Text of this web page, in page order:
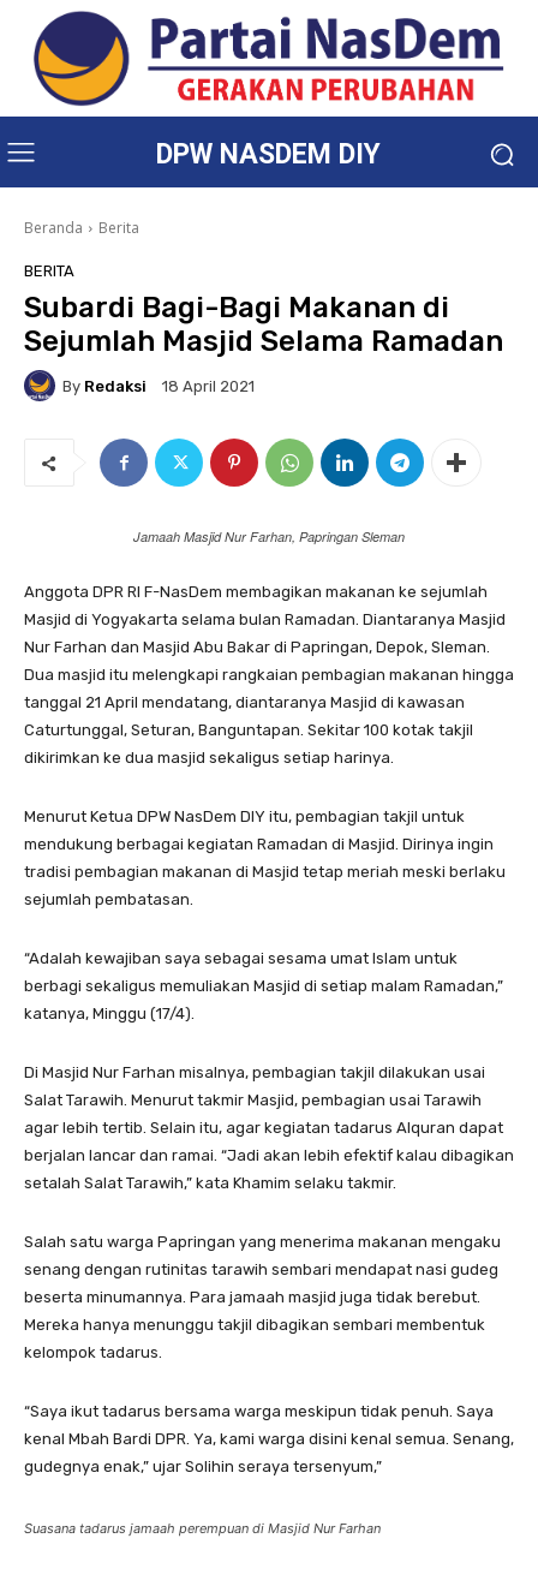
DPW NASDEM DIY
Beranda Berita
BERITA
Subardi Bagi-Bagi Makanan di
Sejumlah Masjid Selama Ramadan
By Redaksi 18 April 2021
Jamaah Masjid Nur Farhan, Papringan Sleman
Anggota DPR RI F-NasDem membagikan makanan ke sejumlah
Masjid di Yogyakarta selama bulan Ramadan. Diantaranya Masjid
Nur Farhan dan Masjid Abu Bakar di Papringan, Depok, Sleman.
Dua masjid itu melengkapi rangkaian pembagian makanan hingga
tanggal 21 April mendatang, diantaranya Masjid di kawasan
Caturtunggal, Seturan, Banguntapan. Sekitar 100 kotak takjil
dikirimkan ke dua masjid sekaligus setiap harinya.
Menurut Ketua DPW NasDem DIY itu, pembagian takjil untuk
mendukung berbagai kegiatan Ramadan di Masjid. Dirinya ingin
tradisi pembagian makanan di Masjid tetap meriah meski berlaku
sejumlah pembatasan.
“Adalah kewajiban saya sebagai sesama umat Islam untuk
berbagi sekaligus memuliakan Masjid di setiap malam Ramadan,”
katanya, Minggu (17/4).
Di Masjid Nur Farhan misalnya, pembagian takjil dilakukan usai
Salat Tarawih. Menurut takmir Masjid, pembagian usai Tarawih
agar lebih tertib. Selain itu, agar kegiatan tadarus Alquran dapat
berjalan lancar dan ramai. “Jadi akan lebih efektif kalau dibagikan
setalah Salat Tarawih,” kata Khamim selaku takmir.
Salah satu warga Papringan yang menerima makanan mengaku
senang dengan rutinitas tarawih sembari mendapat nasi gudeg
beserta minumannya. Para jamaah masjid juga tidak berebut.
Mereka hanya menunggu takjil dibagikan sembari membentuk
kelompok tadarus.
“Saya ikut tadarus bersama warga meskipun tidak penuh. Saya
kenal Mbah Bardi DPR. Ya, kami warga disini kenal semua. Senang,
gudegnya enak,” ujar Solihin seraya tersenyum,”
Suasana tadarus jamaah perempuan di Masjid Nur Farhan